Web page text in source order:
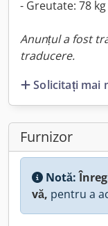
- Greutate: 78 kg
Anunțul a fost
traducere.
Solicitați mai
Furnizor
Notă:
vă, pentru a